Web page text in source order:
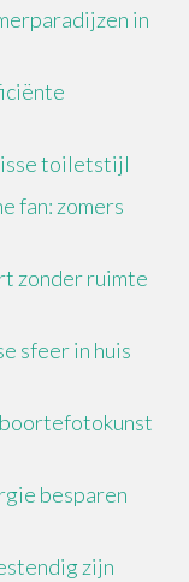
in
toiletstijl
fan: zomers
zonder ruimte
sfeer in huis
besparen
zijn